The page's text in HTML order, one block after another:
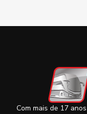
Com mais de 17